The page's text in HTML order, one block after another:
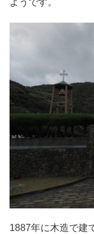
ようです。
1887年に木造で建